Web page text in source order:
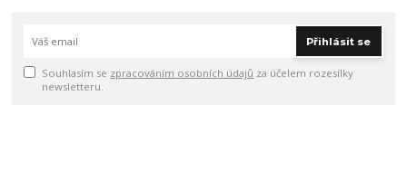
Přihlásit se
Souhlasím se zpracováním osobních údajů za účelem rozesílky
newsletteru.